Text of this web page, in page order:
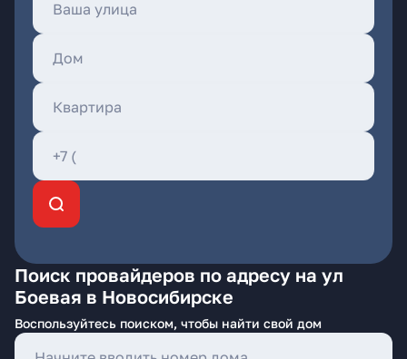
Поиск провайдеров по адресу на ул
Боевая в Новосибирске
Воспользуйтесь поиском, чтобы найти свой дом